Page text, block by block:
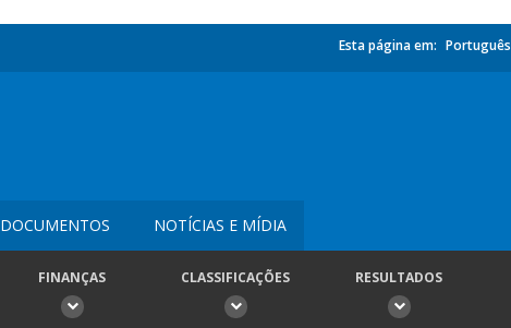
Esta página em: Português
DOCUMENTOS NOTÍCIAS E MÍDIA
FINANÇAS CLASSIFICAÇÕES RESULTADOS